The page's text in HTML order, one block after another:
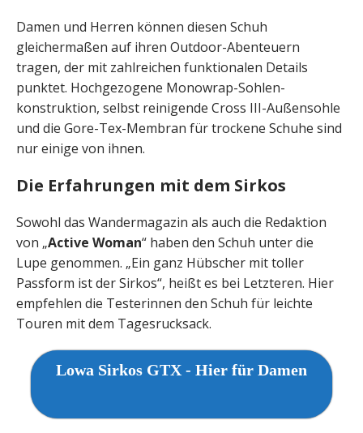
Damen und Herren können diesen Schuh
gleichermaßen auf ihren Outdoor-Abenteuern
tragen, der mit zahlreichen funktionalen Details
punktet. Hoch­ge­zogene Monowrap-Sohlen­
konstruktion, selbst reinigende Cross III-Außensohle
und die Gore-Tex-Membran für trockene Schuhe sind
nur einige von ihnen.
Die Erfahrungen mit dem Sirkos
Sowohl das Wandermagazin als auch die Redaktion
von „Active Woman“ haben den Schuh unter die
Lupe genommen. „Ein ganz Hübscher mit toller
Passform ist der Sirkos“, heißt es bei Letzteren. Hier
empfehlen die Testerinnen den Schuh für leichte
Touren mit dem Tagesrucksack.
Lowa Sirkos GTX - Hier für Damen